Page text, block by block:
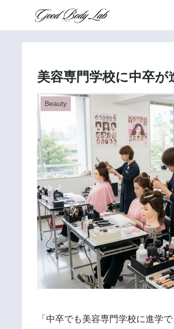
美容専門学校に中卒
Beauty
「中卒でも美容専門学校に進学